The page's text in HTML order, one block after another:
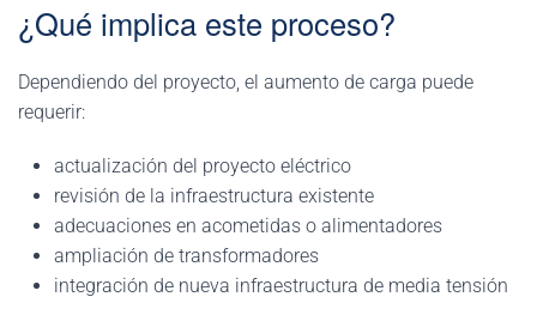
¿Qué implica este proceso?
Dependiendo del proyecto, el aumento de carga puede
requerir:
actualización del proyecto eléctrico
revisión de la infraestructura existente
adecuaciones en acometidas o alimentadores
ampliación de transformadores
integración de nueva infraestructura de media tensión